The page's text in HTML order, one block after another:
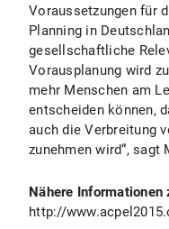
Voraussetzungen für
Planning in
gesellschaftliche
Vorausplanung wird
mehr Menschen am
entscheiden können,
auch die Verbreitung
zunehmen wird“, sagt
Nähere
http://